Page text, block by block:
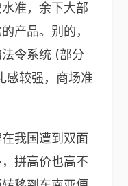
准，余下大部
产品。别的，
令系统 (部分
感较强，商场准
我国遭到双面
拼高价也高不